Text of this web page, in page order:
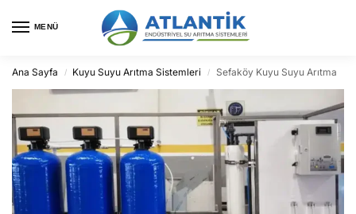
MENÜ
Ana Sayfa / Kuyu Suyu Arıtma Sistemleri / Sefaköy Kuyu Suyu Arıtma